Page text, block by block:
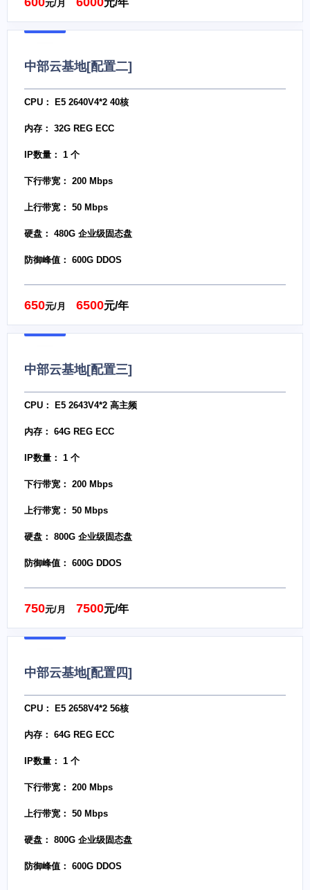
元/月 元/年
中部云基地[配置二]
CPU： E5 2640V4*2 40核
内存： 32G REG ECC
IP数量： 1 个
下行带宽： 200 Mbps
上行带宽： 50 Mbps
硬盘： 480G 企业级固态盘
防御峰值： 600G DDOS
650元/月 6500元/年
中部云基地[配置三]
CPU： E5 2643V4*2 高主频
内存： 64G REG ECC
IP数量： 1 个
下行带宽： 200 Mbps
上行带宽： 50 Mbps
硬盘： 800G 企业级固态盘
防御峰值： 600G DDOS
750元/月 7500元/年
中部云基地[配置四]
CPU： E5 2658V4*2 56核
内存： 64G REG ECC
IP数量： 1 个
下行带宽： 200 Mbps
上行带宽： 50 Mbps
硬盘： 800G 企业级固态盘
防御峰值： 600G DDOS